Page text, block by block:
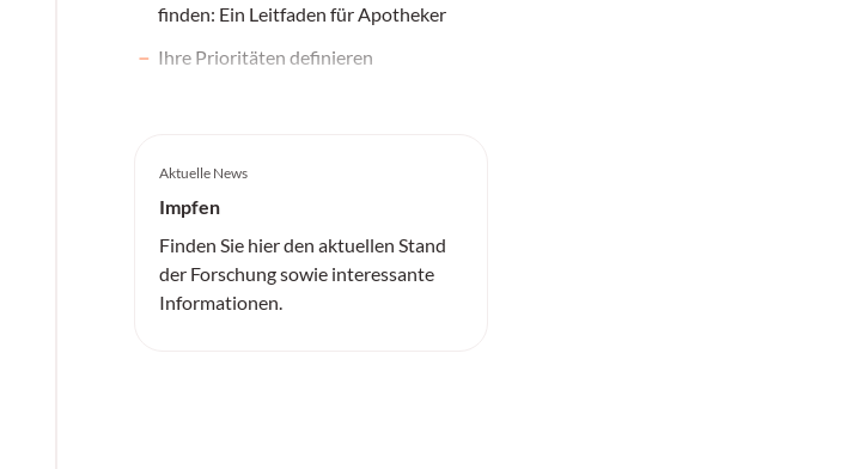
finden: Ein Leitfaden für Apotheker
Ihre Prioritäten definieren
Aktuelle News
Impfen
Finden Sie hier den aktuellen Stand
der Forschung sowie interessante
Informationen.